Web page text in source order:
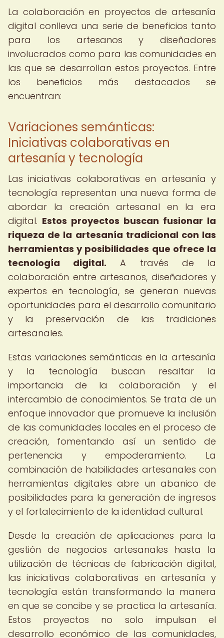
La colaboración en proyectos de artesanía
digital conlleva una serie de beneficios tanto
para los artesanos y diseñadores
involucrados como para las comunidades en
las que se desarrollan estos proyectos. Entre
los beneficios más destacados se
encuentran:
Variaciones semánticas:
Iniciativas colaborativas en
artesanía y tecnología
Las iniciativas colaborativas en artesanía y
tecnología representan una nueva forma de
abordar la creación artesanal en la era
digital. Estos proyectos buscan fusionar la
riqueza de la artesanía tradicional con las
herramientas y posibilidades que ofrece la
tecnología digital. A través de la
colaboración entre artesanos, diseñadores y
expertos en tecnología, se generan nuevas
oportunidades para el desarrollo comunitario
y la preservación de las tradiciones
artesanales.
Estas variaciones semánticas en la artesanía
y la tecnología buscan resaltar la
importancia de la colaboración y el
intercambio de conocimientos. Se trata de un
enfoque innovador que promueve la inclusión
de las comunidades locales en el proceso de
creación, fomentando así un sentido de
pertenencia y empoderamiento. La
combinación de habilidades artesanales con
herramientas digitales abre un abanico de
posibilidades para la generación de ingresos
y el fortalecimiento de la identidad cultural.
Desde la creación de aplicaciones para la
gestión de negocios artesanales hasta la
utilización de técnicas de fabricación digital,
las iniciativas colaborativas en artesanía y
tecnología están transformando la manera
en que se concibe y se practica la artesanía.
Estos proyectos no solo impulsan el
desarrollo económico de las comunidades,